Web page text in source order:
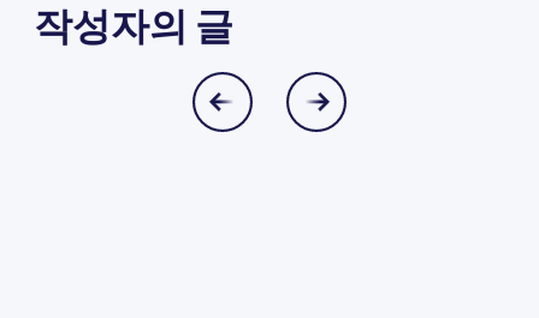
작성자의 글